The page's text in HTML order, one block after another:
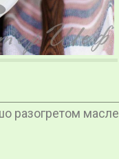
разогретом масле